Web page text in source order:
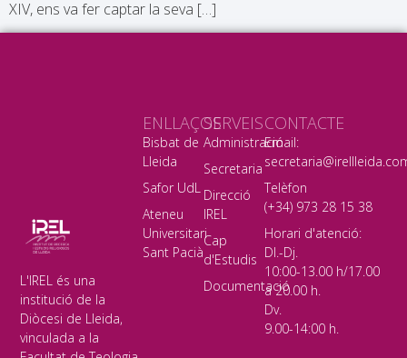
XIV, ens va fer captar la seva […]
L'IREL és una
institució de la
Diòcesi de Lleida,
vinculada a la
SERVEIS
Administració
Secretaria
Direcció
IREL
Cap
d'Estudis
Documentació
ENLLAÇOS
Bisbat de
Lleida
Safor UdL
Ateneu
Universitari
Sant Pacià
CONTACTE
Email:
Telèfon
(+34) 973 28 15 38
Horari d'atenció:
Dl.-Dj.
10:00-13.00 h/17.00
a 20.00 h.
Dv.
9.00-14:00 h.